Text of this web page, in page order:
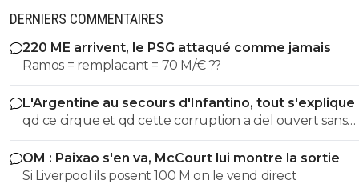
DERNIERS COMMENTAIRES
220 ME arrivent, le PSG attaqué comme jamais
Ramos = remplacant = 70 M/€ ??
L'Argentine au secours d'Infantino, tout s'explique
qd ce cirque et qd cette corruption a ciel ouvert sans
complexe va s arreter. les magouilles enormes meme plus
cachées, ils s en vantent meme! les magouilles avec Trump, l
attrbution de la CDM au Qatar, le logement dans ce pays, et
OM : Paixao s'en va, McCourt lui montre la sortie
Si Liverpool ils posent 100 M on le vend direct